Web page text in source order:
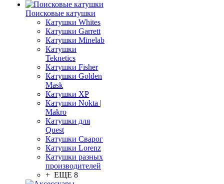
Поисковые катушки
Катушки Whites
Катушки Garrett
Катушки Minelab
Катушки
Teknetics
Катушки Fisher
Катушки Golden
Mask
Катушки XP
Катушки Nokta |
Makro
Катушки для
Quest
Катушки Сварог
Катушки Lorenz
Катушки разных
производителей
+ ЕЩЕ 8